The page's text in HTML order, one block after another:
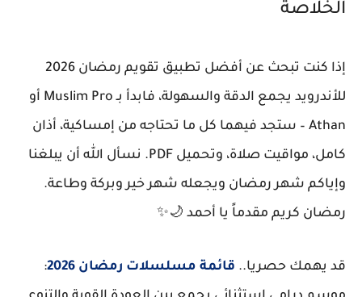
الخلاصة
إذا كنت تبحث عن أفضل تطبيق تقويم رمضان 2026
للأندرويد يجمع الدقة والسهولة، فابدأ بـ Muslim Pro أو
Athan – ستجد فيهما كل ما تحتاجه من إمساكية، أذان
كامل، مواقيت صلاة، وتحميل PDF. نسأل الله أن يبلغنا
وإياكم شهر رمضان ويجعله شهر خير وبركة وطاعة.
رمضان كريم مقدماً يا أحمد 🌙✨
قد يهمك حصريا.. قائمة مسلسلات رمضان 2026
: